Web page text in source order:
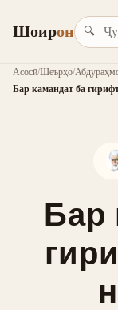
Шоирон 🔍
Асосӣ/Шеърҳо/
Бар камандат ба
Бар